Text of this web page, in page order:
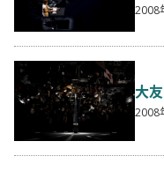
2008
大
2008